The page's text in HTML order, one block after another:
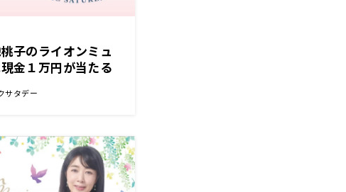
子のライオンミュ
金１万円が当たる
サタデー